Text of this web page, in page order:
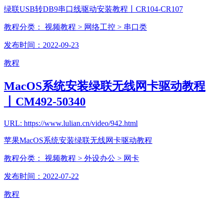
绿联USB转DB9串口线驱动安装教程丨CR104-CR107
教程分类： 视频教程 > 网络工控 > 串口类
发布时间：2022-09-23
教程
MacOS系统安装绿联无线网卡驱动教程
丨CM492-50340
URL: https://www.lulian.cn/video/942.html
苹果MacOS系统安装绿联无线网卡驱动教程
教程分类： 视频教程 > 外设办公 > 网卡
发布时间：2022-07-22
教程